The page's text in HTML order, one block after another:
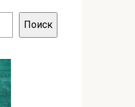
Поиск